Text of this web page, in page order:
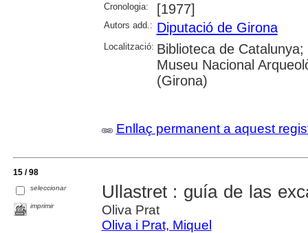
Cronologia: [1977]
Autors add.: Diputació de Girona
Localització: Biblioteca de
Museu Nacional
(Girona)
Enllaç permanent a aquest
15 / 98
seleccionar
imprimir
Ullastret : guía de las
Oliva Prat
Oliva i Prat, Miquel